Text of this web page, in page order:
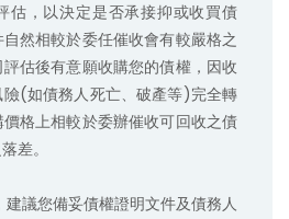
估，以決定是否承接抑或收買債
然相較於委任催收會有較嚴格之
估後有意願收購您的債權，因收
(如債務人死亡、破產等)完全轉
格上相較於委辦催收可回收之債
差。